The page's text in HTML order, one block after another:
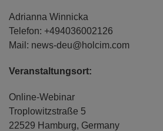
Adrianna Winnicka
Telefon: +494036002126
Mail: news-deu@holcim.com
Veranstaltungsort:
Online-Webinar
Troplowitzstraße 5
22529 Hamburg, Germany